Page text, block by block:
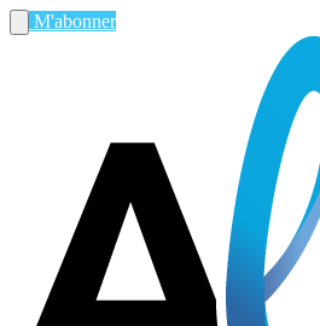
M'abonner